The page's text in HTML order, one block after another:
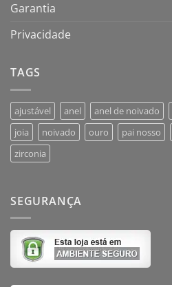
Garantia
Privacidade
TAGS
ajustável anel anel de noivado
joia
noivado ouro pai nosso
zirconia
SEGURANÇA